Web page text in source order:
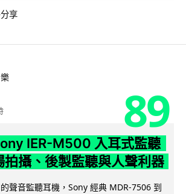
分享
89
IER-M500 入耳式監聽
拍攝、後製監聽與人聲利器
聲音監聽耳機，Sony 經典 MDR-7506 到